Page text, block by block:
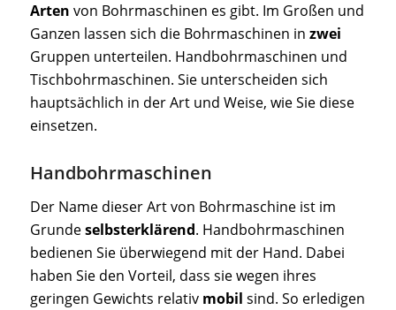
Arten von Bohrmaschinen es gibt. Im Großen und
Ganzen lassen sich die Bohrmaschinen in zwei
Gruppen unterteilen. Handbohrmaschinen und
Tischbohrmaschinen. Sie unterscheiden sich
hauptsächlich in der Art und Weise, wie Sie diese
einsetzen.
Handbohrmaschinen
Der Name dieser Art von Bohrmaschine ist im
Grundeselbsterklärend. Handbohrmaschinen
bedienen Sie überwiegend mit der Hand. Dabei
haben Sie den Vorteil, dass sie wegen ihres
geringen Gewichts relativ mobil sind. So erledigen